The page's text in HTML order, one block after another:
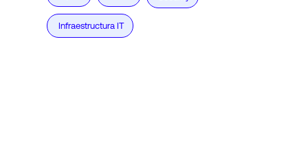
Infraestructura IT